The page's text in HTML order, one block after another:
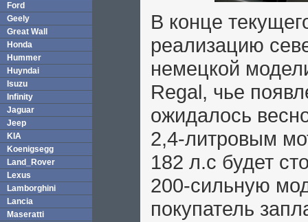
Ford
Geely
Great Wall
Honda
Hummer
Huyndai
Isuzu
Infinity
Jaguar
Jeep
KIA
Koenigsegg
Land_Rover
Lexus
Lamborghini
Lancia
Maseratti
В конце
реализацию
немецкой
Regal, чье
ожидалось
2,4-литровым
182 л.с будет
200-сильную
покупатель